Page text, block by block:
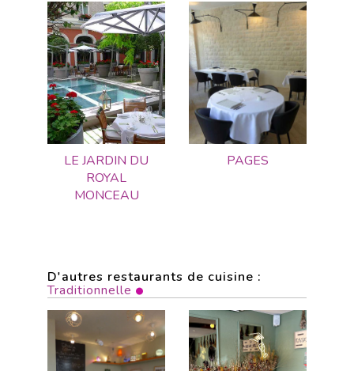
LE JARDIN DU
ROYAL
MONCEAU
PAGES
D'autres restaurants de cuisine :
Traditionnelle